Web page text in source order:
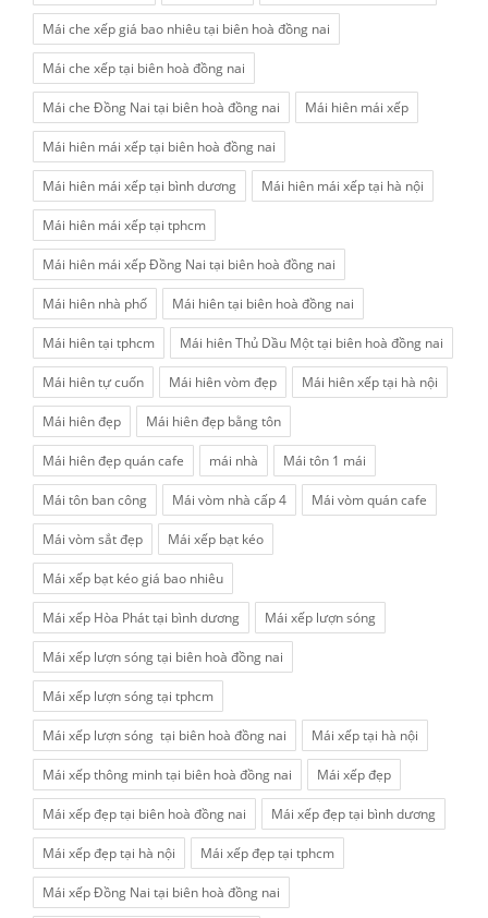
Mái che xếp giá bao nhiêu tại biên hoà đồng nai
Mái che xếp tại biên hoà đồng nai
Mái che Đồng Nai tại biên hoà đồng nai Mái hiên mái xếp
Mái hiên mái xếp tại biên hoà đồng nai
Mái hiên mái xếp tại bình dương Mái hiên mái xếp tại hà nội
Mái hiên mái xếp tại tphcm
Mái hiên mái xếp Đồng Nai tại biên hoà đồng nai
Mái hiên nhà phố Mái hiên tại biên hoà đồng nai
Mái hiên tại tphcm Mái hiên Thủ Dầu Một tại biên hoà đồng nai
Mái hiên tự cuốn Mái hiên vòm đẹp Mái hiên xếp tại hà nội
Mái hiên đẹp Mái hiên đẹp bằng tôn
Mái hiên đẹp quán cafe mái nhà Mái tôn 1 mái
Mái tôn ban công Mái vòm nhà cấp 4 Mái vòm quán cafe
Mái vòm sắt đẹp Mái xếp bạt kéo
Mái xếp bạt kéo giá bao nhiêu
Mái xếp Hòa Phát tại bình dương Mái xếp lượn sóng
Mái xếp lượn sóng tại biên hoà đồng nai
Mái xếp lượn sóng tại tphcm
Mái xếp lượn sóng tại biên hoà đồng nai Mái xếp tại hà nội
Mái xếp thông minh tại biên hoà đồng nai Mái xếp đẹp
Mái xếp đẹp tại biên hoà đồng nai Mái xếp đẹp tại bình dương
Mái xếp đẹp tại hà nội Mái xếp đẹp tại tphcm
Mái xếp Đồng Nai tại biên hoà đồng nai